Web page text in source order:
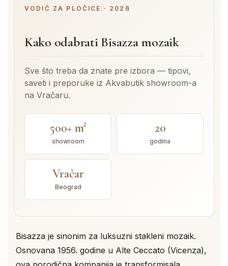
VODIČ ZA PLOČICE · 2026
Kako odabrati Bisazza mozaik
Sve što treba da znate pre izbora — tipovi,
saveti i preporuke iz Akvabutik showroom-a
na Vračaru.
500+ m²
showroom
20
godina
Vračar
Beograd
Bisazza je sinonim za luksuzni stakleni mozaik.
Osnovana 1956. godine u Alte Ceccato (Vicenza),